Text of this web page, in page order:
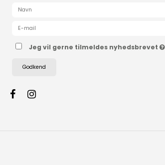
Jeg vil gerne tilmeldes nyhedsbrevet
Godkend